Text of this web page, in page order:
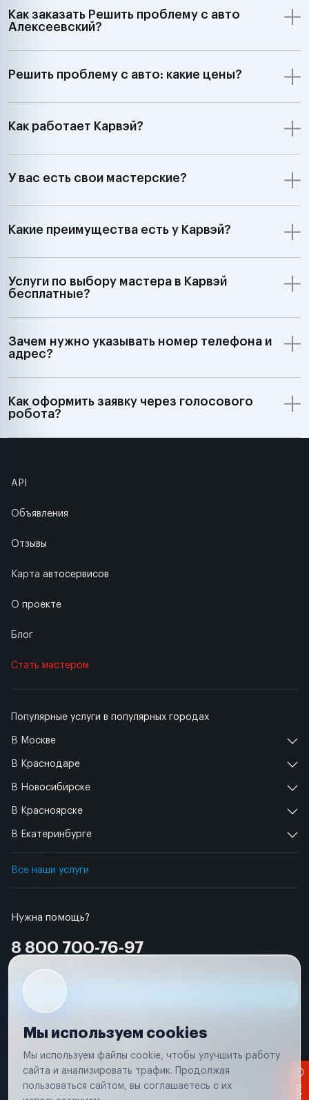
Как заказать Решить проблему с авто
Алексеевский?
Решить проблему с авто: какие цены?
Как работает Карвэй?
У вас есть свои мастерские?
Какие преимущества есть у Карвэй?
Услуги по выбору мастера в Карвэй
бесплатные?
Зачем нужно указывать номер телефона и
адрес?
Как оформить заявку через голосового
робота?
Нужна помощь?
8 800 700-76-97
Популярные услуги в популярных городах
В Москве
В Краснодаре
В Новосибирске
В Красноярске
В Екатеринбурге
Все наши услуги
API
Объявления
Отзывы
Карта автосервисов
О проекте
Блог
Стать мастером
Условия использования
Вся информация, представленная на сайте, носит исключительно
Мы используем cookies
Мы используем файлы cookie, чтобы улучшить работу
сайта и анализировать трафик. Продолжая
пользоваться сайтом, вы соглашаетесь с их